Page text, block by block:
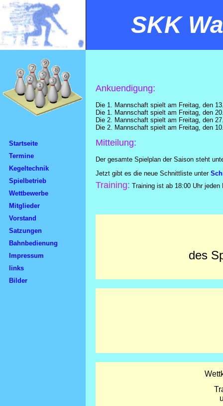
SKK
Startseite
Termine
Kegeltechnik
Spielbetrieb
Wettbewerbe
Mitglieder
Vorstand
Satzungen
Bahnbedienung
Impressum
links
Bilder
Ankuendigung:
Die 1. Mannschaft spielt am Freitag, den
Die 1. Mannschaft spielt am Freitag, den
Die 2. Mannschaft spielt am Freitag, den
Die 2. Mannschaft spielt am Freitag, den
Mitteilung:
Der gesamte Spielplan der Saison steht
Jetzt gibt es die neue Schnittliste unter
Training: Training ist ab 18:00 Uhr
des